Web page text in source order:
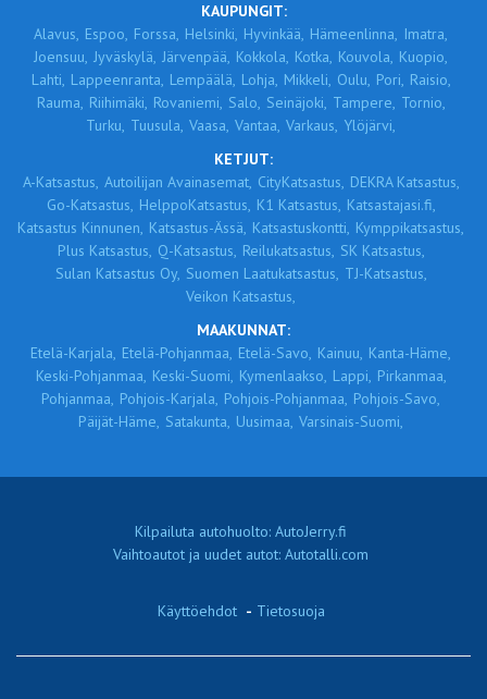
KAUPUNGIT:
Alavus, Espoo, Forssa, Helsinki, Hyvinkää, Hämeenlinna, Imatra,
Joensuu, Jyväskylä, Järvenpää, Kokkola, Kotka, Kouvola, Kuopio,
Lahti, Lappeenranta, Lempäälä, Lohja, Mikkeli, Oulu, Pori, Raisio,
Rauma, Riihimäki, Rovaniemi, Salo, Seinäjoki, Tampere, Tornio,
Turku, Tuusula, Vaasa, Vantaa, Varkaus, Ylöjärvi,
KETJUT:
A-Katsastus, Autoilijan Avainasemat, CityKatsastus, DEKRA Katsastus,
Go-Katsastus, HelppoKatsastus, K1 Katsastus, Katsastajasi.fi,
Katsastus Kinnunen, Katsastus-Ässä, Katsastuskontti, Kymppikatsastus,
Plus Katsastus, Q-Katsastus, Reilukatsastus, SK Katsastus,
Sulan Katsastus Oy, Suomen Laatukatsastus, TJ-Katsastus,
Veikon Katsastus,
MAAKUNNAT:
Etelä-Karjala, Etelä-Pohjanmaa, Etelä-Savo, Kainuu, Kanta-Häme,
Keski-Pohjanmaa, Keski-Suomi, Kymenlaakso, Lappi, Pirkanmaa,
Pohjanmaa, Pohjois-Karjala, Pohjois-Pohjanmaa, Pohjois-Savo,
Päijät-Häme, Satakunta, Uusimaa, Varsinais-Suomi,
Kilpailuta autohuolto: AutoJerry.fi
Vaihtoautot ja uudet autot: Autotalli.com
Käyttöehdot - Tietosuoja